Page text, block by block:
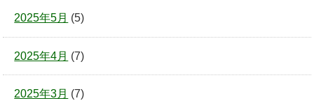
2025年5月 (5)
2025年4月 (7)
2025年3月 (7)